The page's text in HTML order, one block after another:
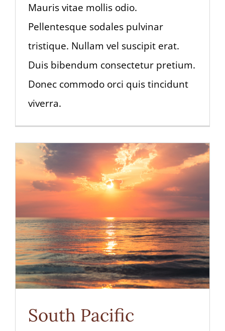
Mauris vitae mollis odio.
Pellentesque sodales pulvinar
tristique. Nullam vel suscipit erat.
Duis bibendum consectetur pretium.
Donec commodo orci quis tincidunt
viverra.
South Pacific